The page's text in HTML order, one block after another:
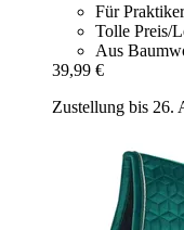
Für Praktiker
Tolle Preis/
Aus
39,99 €
Zustellung bis 26.